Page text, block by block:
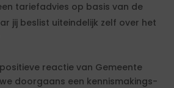
tariefadvies op basis van de
jij beslist uiteindelijk zelf over het
reactie van Gemeente
doorgaans een kennismakings-